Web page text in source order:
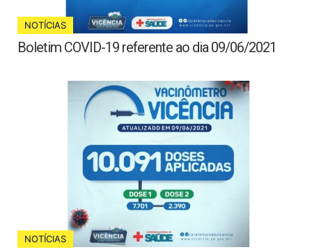
NOTÍCIAS
Boletim COVID-19 referente ao dia 09/06/2021
NOTÍCIAS